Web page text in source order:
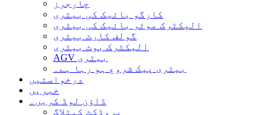
چارجرز
کارگو بائیک کی بیٹری
الیکٹرک موٹر بائیک کی بیٹری
گولف کارٹ بیٹری
الیکٹرک بوٹ بیٹری
AGV بیٹری
بیٹری پیک شروع ہو رہا ہے۔
درخواستیں
خبریں
ڈاؤن لوڈ کریں۔
پروڈکٹ کیٹلاگ